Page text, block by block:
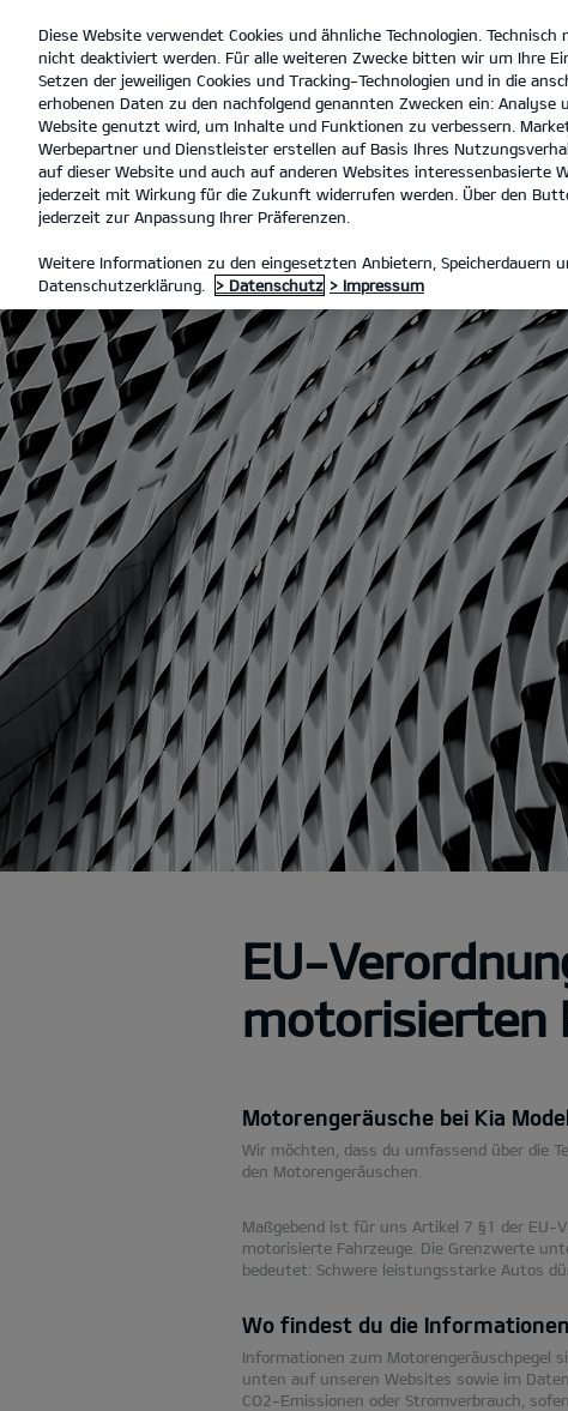
open
menu
MOTORENGERÄUSCHPEGEL
EU-
motorisierten
Motorengeräusche bei Kia
Wir möchten, dass du umfassend über die
den Motorengeräuschen.
Maßgebend ist für uns Artikel 7 §1 der
motorisierte Fahrzeuge. Die Grenzwerte
bedeutet: Schwere leistungsstarke Autos
Wo findest du die
Informationen zum Motorengeräuschpegel
unten auf unseren Websites sowie im
CO2-Emissionen oder Stromverbrauch,
Diese Website verwendet Cookies und ähnliche Technologien.
nicht deaktiviert werden. Für alle weiteren Zwecke bitten wir um Ihre
Setzen der jeweiligen Cookies und Tracking-Technologien und in die
erhobenen Daten zu den nachfolgend genannten Zwecken ein: Analyse
Website genutzt wird, um Inhalte und Funktionen zu verbessern.
Werbepartner und Dienstleister erstellen auf Basis Ihres
auf dieser Website und auch auf anderen Websites interessenbasierte
jederzeit mit Wirkung für die Zukunft widerrufen werden. Über den
jederzeit zur Anpassung Ihrer Präferenzen.
Weitere Informationen zu den eingesetzten Anbietern, Speicherdauern
Datenschutzerklärung.
> Datenschutz > Impressum